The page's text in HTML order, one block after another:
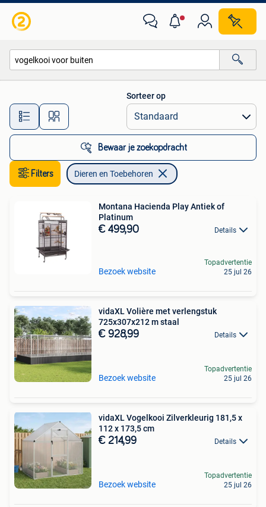
Alle afstanden…
Sorteer op
Bewaar je zoekopdracht
Filters Dieren en Toebehoren
Montana Hacienda Play Antiek of
Platinum
€ 499,90 Details
Bezoek website
Topadvertentie
25 jul 26
vidaXL Volière met verlengstuk
725x307x212 m staal
€ 928,99 Details
Bezoek website
Topadvertentie
25 jul 26
vidaXL Vogelkooi Zilverkleurig 181,5 x
112 x 173,5 cm
€ 214,99 Details
Bezoek website
Topadvertentie
25 jul 26